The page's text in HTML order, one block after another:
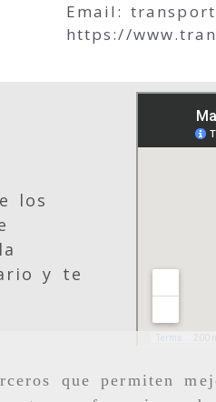
que permiten
Email:
https://
los
y te